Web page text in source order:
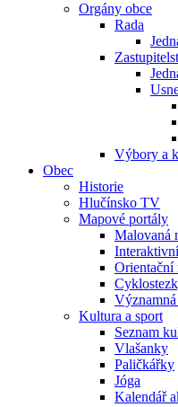
Orgány obce
Rada
Výbory a
Obec
Historie
Hlučínsko TV
Mapové portály
Malovaná
Orientační
Významná
Kultura a sport
Seznam
Vlašanky
Paličkářky
Jóga
Kalendář